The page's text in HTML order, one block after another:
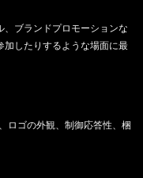
、ブランドプロモーションな
加したりするような場面に最
ロゴの外観、制御応答性、梱